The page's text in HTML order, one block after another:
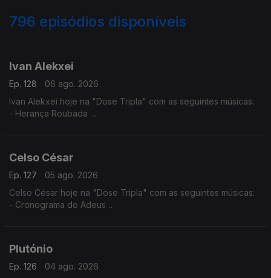
796 episódios disponíveis
Ivan Alekxei
Ep. 128
06 ago. 2026
Ivan Alekxei hoje na "Dose Tripla" com as seguintes músicas:
- Herança Roubada
Celso César
Ep. 127
05 ago. 2026
Celso César hoje na "Dose Tripla" com as seguintes músicas:
- Cronograma do Adeus
Plutónio
Ep. 126
04 ago. 2026